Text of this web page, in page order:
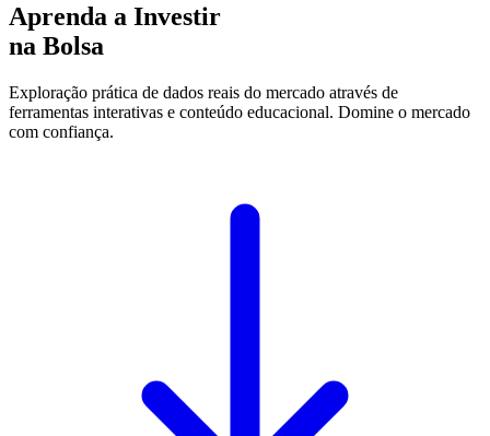
Aprenda a Investir
na Bolsa
Exploração prática de dados reais do mercado através de
ferramentas interativas e conteúdo educacional. Domine o mercado
com confiança.